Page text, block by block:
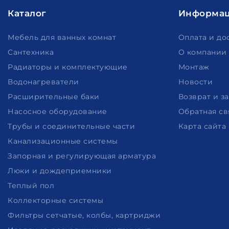
Каталог
Мебель для ванных комнат
Сантехника
Радиаторы и комплектующие
Водонагреватели
Расширительные баки
Насосное оборудование
Трубы и соединительные части
Канализационные системы
Запорная и регулирующая арматура
Люки и дождеприемники
Теплый пол
Коллекторные системы
Фильтры сетчатые, колбы, картриджи
Оплата и
О компании
Монтаж
Новости
Возврат и
Обратная
Карта сайта